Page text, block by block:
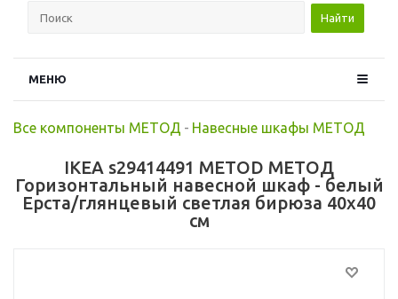
Найти
МЕНЮ
Все компоненты МЕТОД - Навесные шкафы МЕТОД
IKEA s29414491 METOD МЕТОД
Горизонтальный навесной шкаф - белый
Ерста/глянцевый светлая бирюза 40x40
см